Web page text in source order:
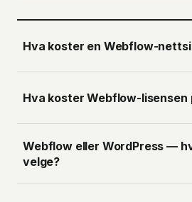
Hva koster en Webflow-
Hva koster Webflow-lisensen
Webflow eller WordPress —
velge?